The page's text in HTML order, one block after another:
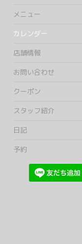
メニュー
カレンダー
店舗情報
お問い合わせ
クーポン
スタッフ紹介
日記
予約